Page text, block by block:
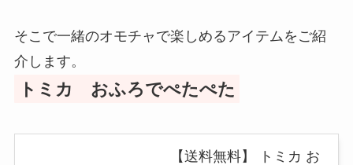
そこで一緒のオモチャで楽しめるアイテムをご紹
介します。
トミカ おふろでぺたぺた
【送料無料】 トミカ お